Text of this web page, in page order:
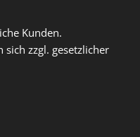
Kunden.
sich zzgl. gesetzlicher